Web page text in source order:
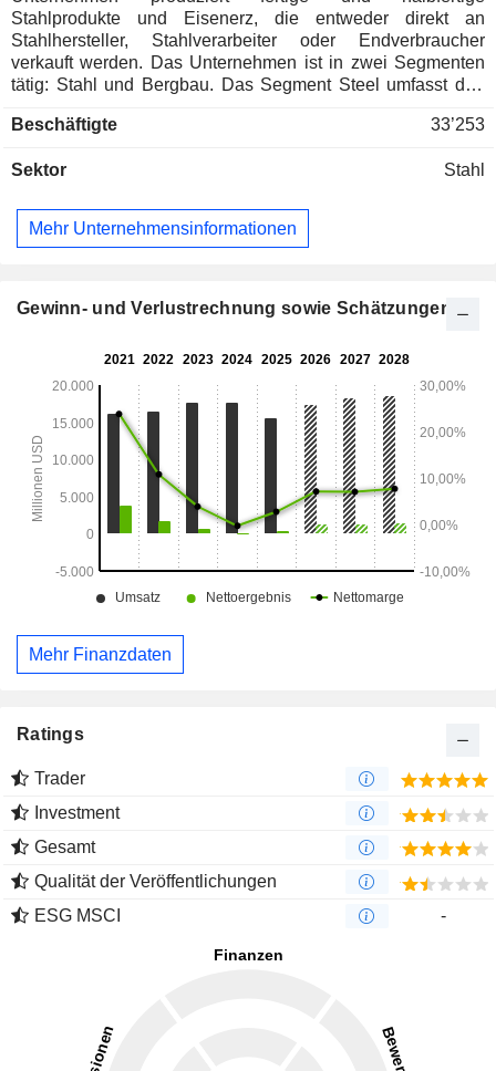
Stahlprodukte und Eisenerz, die entweder direkt an
Stahlhersteller, Stahlverarbeiter oder Endverbraucher
verkauft werden. Das Unternehmen ist in zwei Segmenten
tätig: Stahl und Bergbau. Das Segment Steel umfasst den
Verkauf von Eisenerzprodukten, der hauptsächlich zwischen
operative Segmente: Mexiko, die südliche Region und
gehören Brammen, Knüppel und Rundstäbe (Stahl im
Rohzustand), warmgewalzte Coils und Bleche, Stabstahl
Bleche sowie vorlackierte Bleche, Stahlrohre und
andere Produkte. Im Bergbausegment wird Eisenerz als
Beschäftigte 33’253
Sektor Stahl
Mehr Unternehmensinformationen
Gewinn- und Verlustrechnung sowie Schätzungen
Mehr Finanzdaten
Ratings
Trader
Investment
Gesamt
Qualität der Veröffentlichungen
ESG MSCI
-